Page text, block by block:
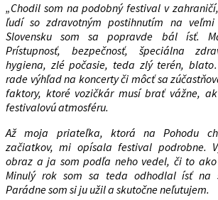
„Chodil som na podobný festival v
ľudí so zdravotným postihnutím na veľmi
Slovensku som sa popravde bál ísť.
Prístupnosť, bezpečnosť, špeciálna
hygiena, zlé počasie, teda zlý terén,
rade výhľad na koncerty či môcť sa
faktory, ktoré vozičkár musí brať vážne,
festivalovú atmosféru.
Až moja priateľka, ktorá na Pohodu
začiatkov, mi opísala festival podrobne.
obraz a ja som podľa neho vedel, či to
Minulý rok som sa teda odhodlal ísť na
Parádne som si ju užil a skutočne neľutujem.